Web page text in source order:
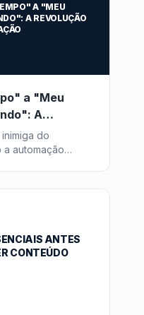
A "MEU
A REVOLUÇÃO
a "Meu
A
do
automação
ANTES
CONTEÚDO